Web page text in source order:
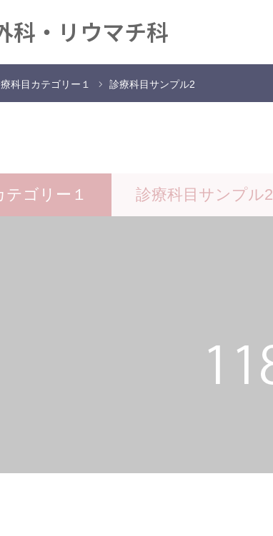
科・リウマチ科
科目カテゴリー１ 診療科目サンプル2
テゴリー１ 診療科目サンプル2